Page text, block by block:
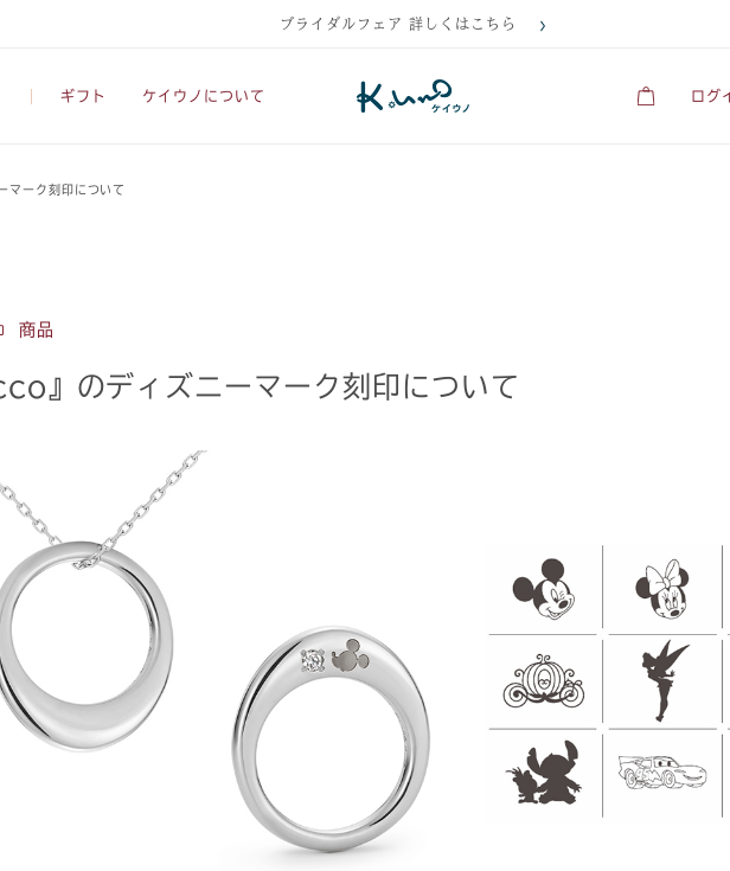
ブライダルフェア 詳しくはこちら
ギフト ケイウノについて ログ
ーク刻印について
商品
』のディズニーマーク刻印について